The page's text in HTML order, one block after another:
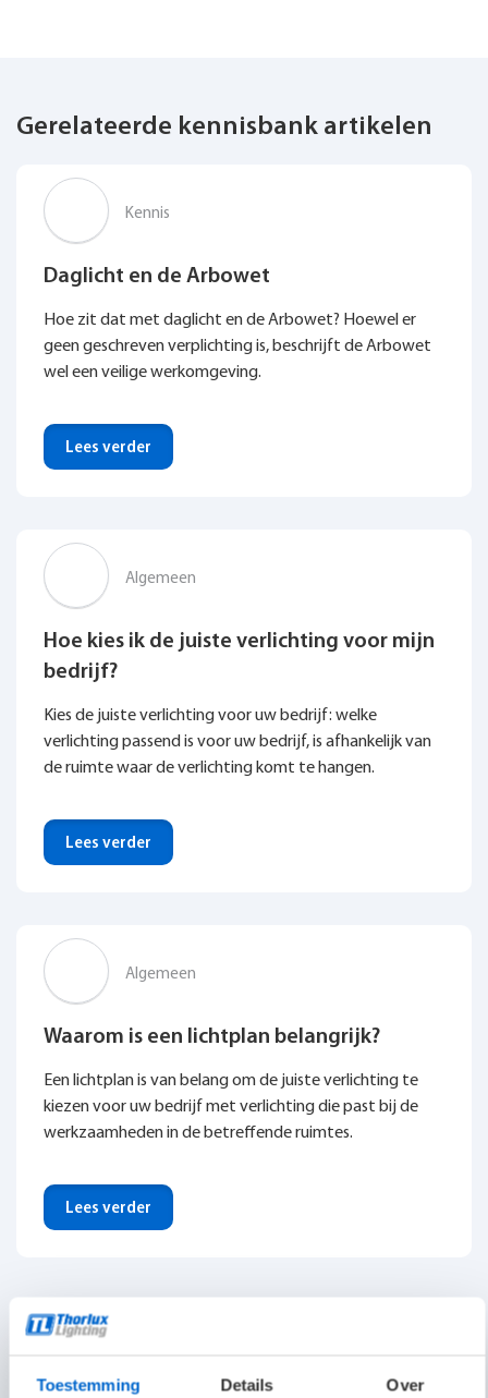
Toestemming Details Over
Gerelateerde kennisbank artikelen
Kennis
Daglicht en de Arbowet
Hoe zit dat met daglicht en de Arbowet? Hoewel er
geen geschreven verplichting is, beschrijft de Arbowet
wel een veilige werkomgeving.
Lees verder
Algemeen
Hoe kies ik de juiste verlichting voor mijn
bedrijf?
Kies de juiste verlichting voor uw bedrijf: welke
verlichting passend is voor uw bedrijf, is afhankelijk van
de ruimte waar de verlichting komt te hangen.
Lees verder
Algemeen
Waarom is een lichtplan belangrijk?
Een lichtplan is van belang om de juiste verlichting te
kiezen voor uw bedrijf met verlichting die past bij de
werkzaamheden in de betreffende ruimtes.
Lees verder